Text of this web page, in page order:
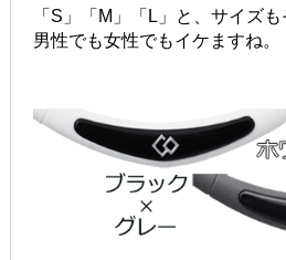
「S」「M」「L」と、サイズ
男性でも女性でもイケますね。